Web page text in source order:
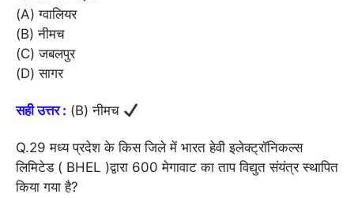
(A) ग्वालियर
(B) नीमच
(C) जबलपुर
(D) सागर
सही उत्तर : (B) नीमच
Q.29 मध्य प्रदेश के किस जिले में भारत हेवी इलेक्ट्रॉनिकल्स
लिमिटेड ( BHEL )द्वारा 600 मेगावाट का ताप विद्युत संयंत्र स्थापित
किया गया है?